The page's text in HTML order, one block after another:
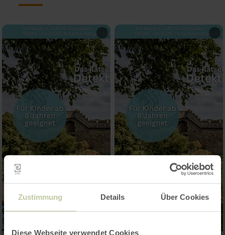
Zustimmung Details Über Cookies
Diese Webseite verwendet Cookies